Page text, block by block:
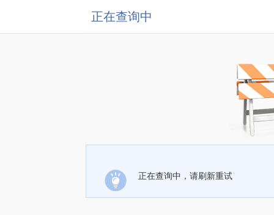
正在查询中
正在查询中，请刷新重试